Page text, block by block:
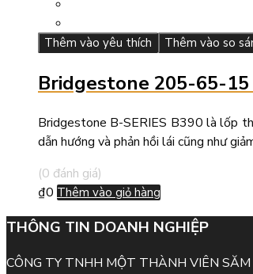
Thêm vào yêu thích Thêm vào so
Bridgestone 205-65-
Bridgestone B-SERIES B390 là lốp
dẫn hướng và phản hồi lái cũng như
(0 đánh giá)
₫0 Thêm vào giỏ hàng
THÔNG TIN DOANH NGHIỆP
CÔNG TY TNHH MỘT THÀNH VIÊN